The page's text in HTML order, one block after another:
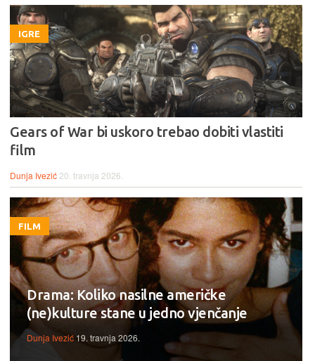
IGRE
Gears of War bi uskoro trebao dobiti vlastiti
film
Dunja Ivezić 20. travnja 2026.
FILM
Drama: Koliko nasilne američke
(ne)kulture stane u jedno vjenčanje
Dunja Ivezić 19. travnja 2026.